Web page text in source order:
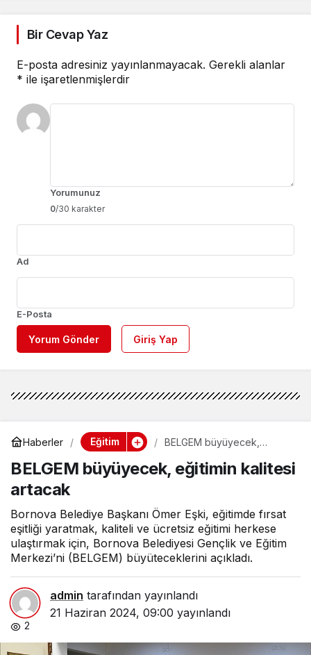
Bir Cevap Yaz
E-posta adresiniz yayınlanmayacak. Gerekli alanlar
* ile işaretlenmişlerdir
Yorumunuz
0/30 karakter
Ad
E-Posta
Yorum Gönder Giriş Yap
Haberler Eğitim
BELGEM büyüyecek,
BELGEM büyüyecek, eğitimin kalitesi
artacak
Bornova Belediye Başkanı Ömer Eşki, eğitimde fırsat
eşitliği yaratmak, kaliteli ve ücretsiz eğitimi herkese
ulaştırmak için, Bornova Belediyesi Gençlik ve Eğitim
Merkezi’ni (BELGEM) büyüteceklerini açıkladı.
admin tarafından yayınlandı
21 Haziran 2024, 09:00 yayınlandı
2